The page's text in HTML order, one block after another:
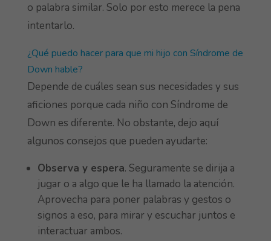
o palabra similar. Solo por esto merece la pena
intentarlo.
¿Qué puedo hacer para que mi hijo con Síndrome de
Down hable?
Depende de cuáles sean sus necesidades y sus
aficiones porque cada niño con Síndrome de
Down es diferente. No obstante, dejo aquí
algunos consejos que pueden ayudarte:
Observa y espera. Seguramente se dirija a
jugar o a algo que le ha llamado la atención.
Aprovecha para poner palabras y gestos o
signos a eso, para mirar y escuchar juntos e
interactuar ambos.